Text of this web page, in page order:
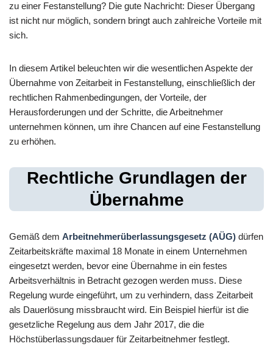
zu einer Festanstellung? Die gute Nachricht: Dieser Übergang
ist nicht nur möglich, sondern bringt auch zahlreiche Vorteile mit
sich.
In diesem Artikel beleuchten wir die wesentlichen Aspekte der
Übernahme von Zeitarbeit in Festanstellung, einschließlich der
rechtlichen Rahmenbedingungen, der Vorteile, der
Herausforderungen und der Schritte, die Arbeitnehmer
unternehmen können, um ihre Chancen auf eine Festanstellung
zu erhöhen.
Rechtliche Grundlagen der
Übernahme
Gemäß dem Arbeitnehmerüberlassungsgesetz (AÜG) dürfen
Zeitarbeitskräfte maximal 18 Monate in einem Unternehmen
eingesetzt werden, bevor eine Übernahme in ein festes
Arbeitsverhältnis in Betracht gezogen werden muss. Diese
Regelung wurde eingeführt, um zu verhindern, dass Zeitarbeit
als Dauerlösung missbraucht wird. Ein Beispiel hierfür ist die
gesetzliche Regelung aus dem Jahr 2017, die die
Höchstüberlassungsdauer für Zeitarbeitnehmer festlegt.